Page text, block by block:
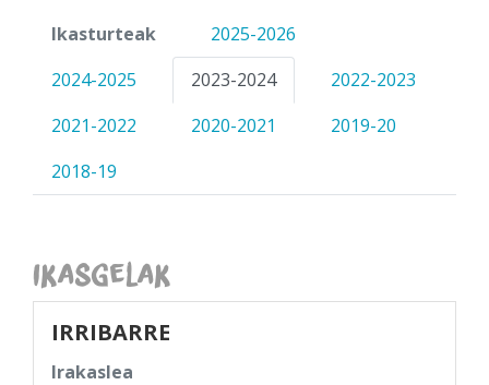
Ikasturteak
2025-2026
2024-2025
2023-2024
2022-2023
2021-2022
2020-2021
2019-20
2018-19
Ikasgelak
IRRIBARRE
Irakaslea